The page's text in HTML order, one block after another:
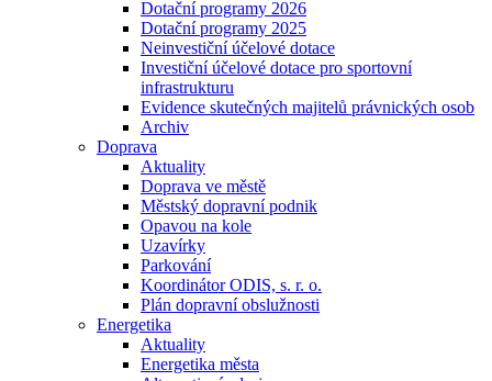
Dotační programy 2026
Dotační programy 2025
Neinvestiční účelové dotace
Investiční účelové dotace pro sportovní
infrastrukturu
Evidence skutečných majitelů právnických osob
Archiv
Doprava
Aktuality
Doprava ve městě
Městský dopravní podnik
Opavou na kole
Uzavírky
Parkování
Koordinátor ODIS, s. r. o.
Plán dopravní obslužnosti
Energetika
Aktuality
Energetika města